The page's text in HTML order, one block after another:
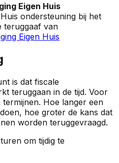
Eigen Huis
ondersteuning bij het
teruggaaf van
Eigen Huis
is dat fiscale
teruggaan in de tijd. Voor
Hoe langer een
hoe groter de kans dat
worden teruggevraagd.
om tijdig te